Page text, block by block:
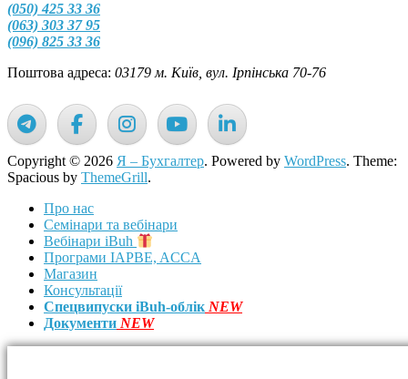
(050) 425 33 36
(063) 303 37 95
(096) 825 33 36
Поштова адреса: 03179 м. Київ, вул. Ірпінська 70-76
Copyright © 2026 Я – Бухгалтер. Powered by WordPress. Theme:
Spacious by ThemeGrill.
Про нас
Семінари та вебінари
Вебінари iBuh
Програми IAPBE, ACCA
Магазин
Консультації
Спецвипуски iBuh-облік NEW
Документи NEW